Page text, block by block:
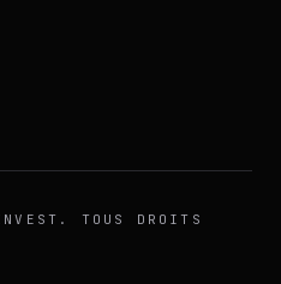
TOUS DROITS